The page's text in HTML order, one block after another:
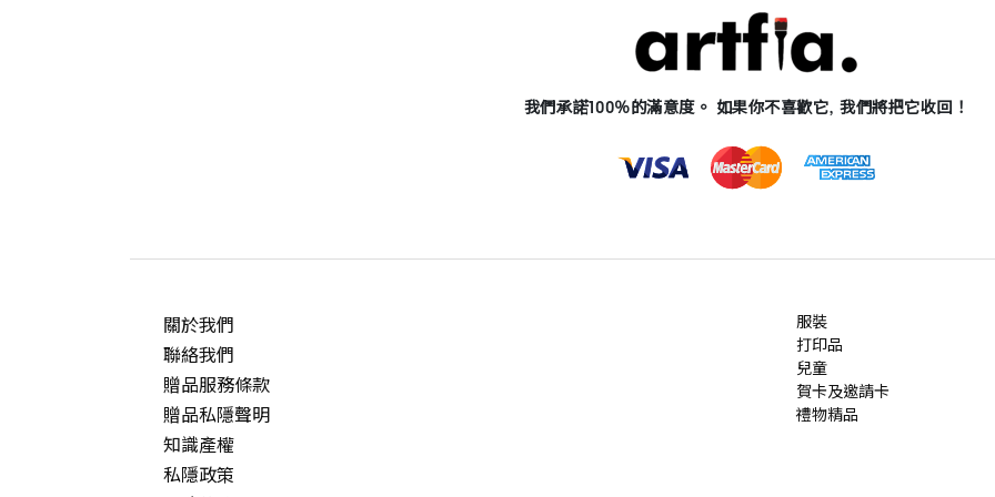
我們承諾100％的滿意度。 如果你不喜歡它, 我們將把它收回！
關於我們
聯絡我們
贈品服務條款
贈品私隱聲明
知識產權
私隱政策
服裝
打印品
兒童
賀卡及邀請卡
禮物精品